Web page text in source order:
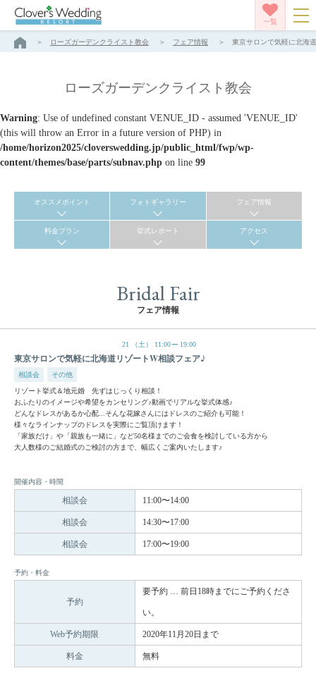
一覧
ローズガーデンクライスト教会 フェア情報 東京サロンで気軽に北海
ローズガーデンクライスト教会
Warning: Use of undefined constant VENUE_ID - assumed 'VENUE_ID'
(this will throw an Error in a future version of PHP) in
/home/horizon2025/cloverswedding.jp/public_html/fwp/wp-
content/themes/base/parts/subnav.php on line 99
オススメポイント フォトギャラリー フェア情報
料金プラン 挙式レポート アクセス
Bridal Fair
フェア情報
21 （土） 11:00 19:00
東京サロンで気軽に北海道リゾートW相談フェア♪
相談会 その他
リゾート挙式＆地元婚 先ずはじっくり相談！
おふたりのイメージや希望をカンセリング♪動画でリアルな挙式体感♪
どんなドレスがあるか心配...そんな花嫁さんにはドレスのご紹介も可能！
様々なラインナップのドレスを実際にご覧頂けます！
「家族だけ」や「親族も一緒に」など50名様までのご会食を検討している方から
大人数様のご結婚式のご検討の方まで、幅広くご案内いたします♪
開催内容・時間
相談会 11:00〜14:00
相談会 14:30〜17:00
相談会 17:00〜19:00
予約・料金
予約
要予約 … 前日18時までにご予約くださ
い。
Web予約期限 2020年11月20日まで
料金 無料